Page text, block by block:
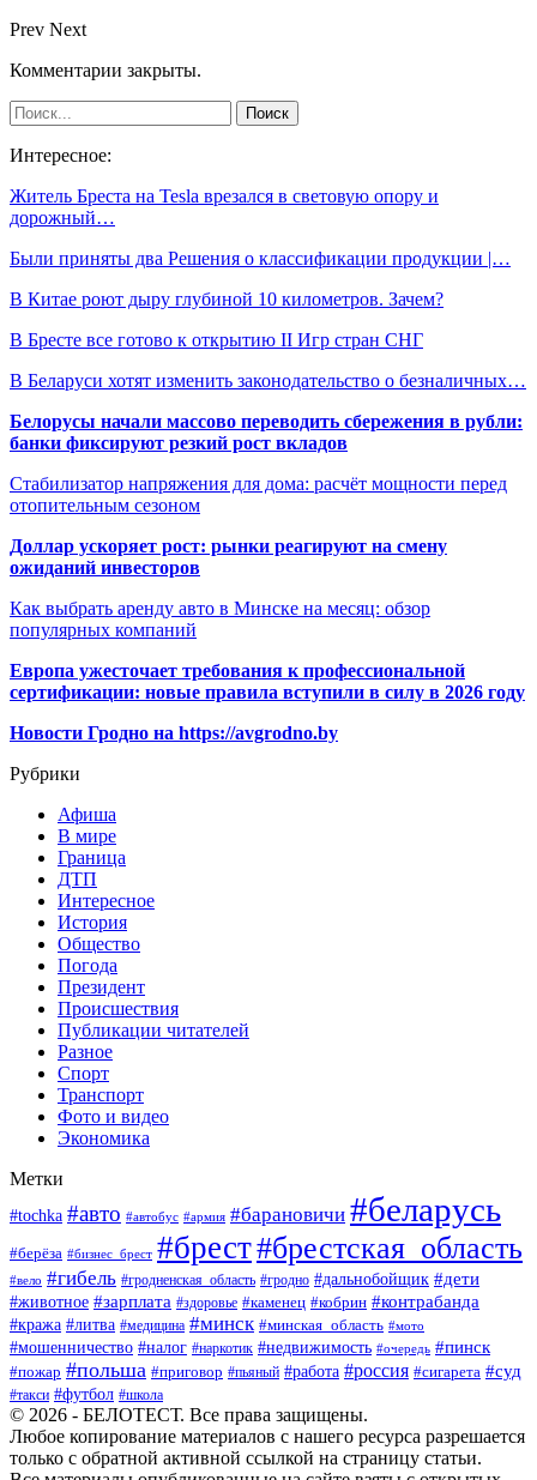
Prev Next
Комментарии закрыты.
Интересное:
Житель Бреста на Tesla врезался в световую опору и
дорожный…
Были приняты два Решения о классификации продукции |…
В Китае роют дыру глубиной 10 километров. Зачем?
В Бресте все готово к открытию II Игр стран СНГ
В Беларуси хотят изменить законодательство о безналичных…
Белорусы начали массово переводить сбережения в рубли:
банки фиксируют резкий рост вкладов
Стабилизатор напряжения для дома: расчёт мощности перед
отопительным сезоном
Доллар ускоряет рост: рынки реагируют на смену
ожиданий инвесторов
Как выбрать аренду авто в Минске на месяц: обзор
популярных компаний
Европа ужесточает требования к профессиональной
сертификации: новые правила вступили в силу в 2026 году
Новости Гродно на https://avgrodno.by
Рубрики
Афиша
В мире
Граница
ДТП
Интересное
История
Общество
Погода
Президент
Происшествия
Публикации читателей
Разное
Спорт
Транспорт
Фото и видео
Экономика
Метки
#tochka #авто #автобус #армия #барановичи #беларусь
#берёза #бизнес_брест #брест#брестская_область
#вело #гибель #гродненская_область #гродно #дальнобойщик #дети
#животное #зарплата #здоровье #каменец #кобрин #контрабанда
#кража #литва #медицина #минск #минская_область #мото
#мошенничество #налог #наркотик #недвижимость #очередь #пинск
#пожар #польша #приговор #пьяный #работа #россия #сигарета #суд
#такси #футбол #школа
© 2026 - БЕЛОТЕСТ. Все права защищены.
Любое копирование материалов с нашего ресурса разрешается
только с обратной активной ссылкой на страницу статьи.